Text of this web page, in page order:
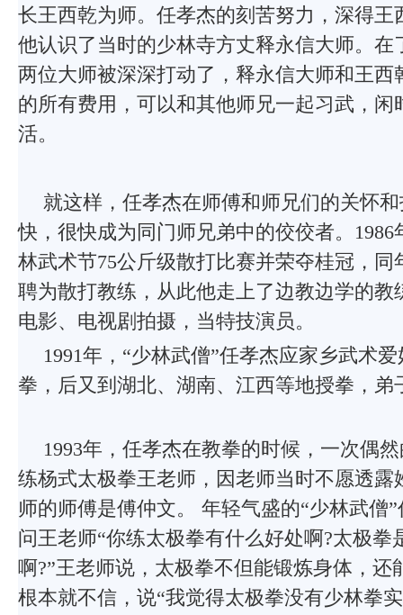
长王西乾为师。任孝杰的刻苦努力，深得王
他认识了当时的少林寺方丈释永信大师。在
两位大师被深深打动了，释永信大师和王西
的所有费用，可以和其他师兄一起习武，闲
活。
就这样，任孝杰在师傅和师兄们的关怀
快，很快成为同门师兄弟中的佼佼者。
林武术节75公斤级散打比赛并荣夺桂冠，
聘为散打教练，从此他走上了边教边学的教
电影、电视剧拍摄，当特技演员。
1991年，“少林武僧”任孝杰应家乡武术
拳，后又到湖北、湖南、江西等地授拳，弟
1993年，任孝杰在教拳的时候，一次偶
练杨式太极拳王老师，因老师当时不愿透露
师的师傅是傅仲文。 年轻气盛的“少林武僧
问王老师“你练太极拳有什么好处啊?太极拳
啊?”王老师说，太极拳不但能锻炼身体，还
根本就不信，说“我觉得太极拳没有少林拳